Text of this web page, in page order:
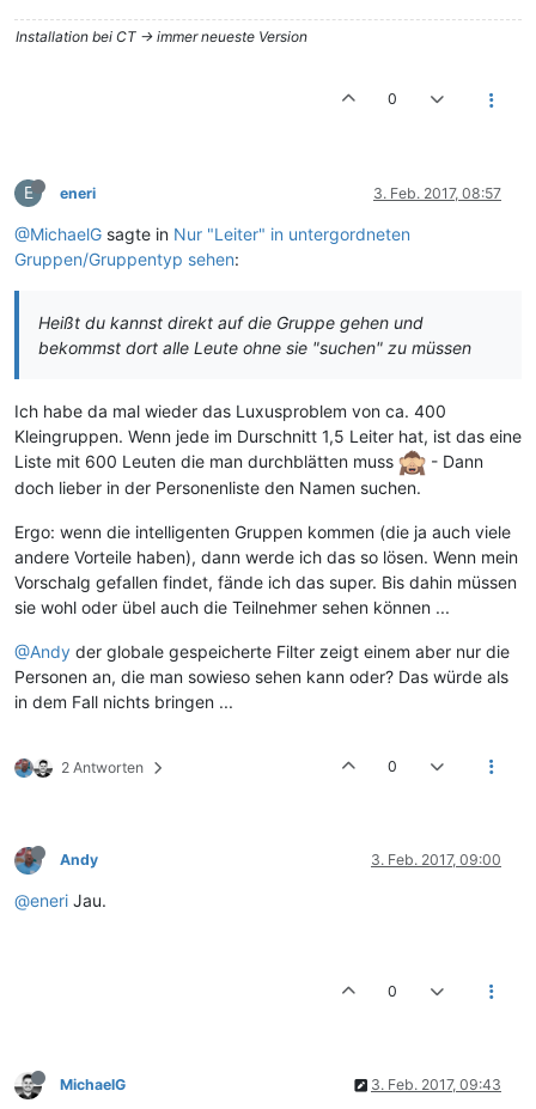
Installation bei CT -> immer neueste Version
0
E eneri 3. Feb. 2017, 08:57
@MichaelG sagte in Nur "Leiter" in untergordneten
Gruppen/Gruppentyp sehen:
Heißt du kannst direkt auf die Gruppe gehen und
bekommst dort alle Leute ohne sie "suchen" zu müssen
Ich habe da mal wieder das Luxusproblem von ca. 400
Kleingruppen. Wenn jede im Durschnitt 1,5 Leiter hat, ist das eine
Liste mit 600 Leuten die man durchblätten muss
- Dann
doch lieber in der Personenliste den Namen suchen.
Ergo: wenn die intelligenten Gruppen kommen (die ja auch viele
andere Vorteile haben), dann werde ich das so lösen. Wenn mein
Vorschalg gefallen findet, fände ich das super. Bis dahin müssen
sie wohl oder übel auch die Teilnehmer sehen können ...
@Andy der globale gespeicherte Filter zeigt einem aber nur die
Personen an, die man sowieso sehen kann oder? Das würde als
in dem Fall nichts bringen ...
2 Antworten 0
Andy 3. Feb. 2017, 09:00
@eneri Jau.
0
MichaelG 3. Feb. 2017, 09:43